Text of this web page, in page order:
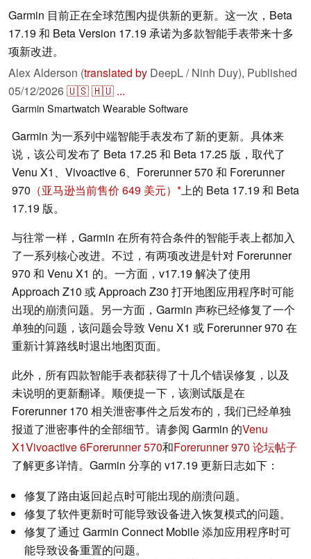
Garmin 目前正在全球范围内提供新的更新。这一次，Beta
17.19 和 Beta Version 17.19 承诺为多款智能手表带来十多
项新改进。
Alex Alderson (translated by DeepL / Ninh Duy), Published
05/12/2026🇺🇸🇭🇺 ...
Garmin Smartwatch WearableSoftware
Garmin 为一系列中端智能手表发布了新的更新。具体来
说，该公司发布了 Beta 17.25 和 Beta 17.25 版，取代了
Venu X1、Vivoactive 6、Forerunner 570 和 Forerunner
970 （亚马逊当前售价 649 美元）
上的 Beta 17.19 和 Beta
17.19 版。
与往常一样，Garmin 在所有符合条件的智能手表上都加入
了一系列核心改进。不过，有两项改进是针对 Forerunner
970 和 Venu X1 的。一方面，v17.19 解决了使用
Approach Z10 或 Approach Z30 打开地图应用程序时可能
出现的崩溃问题。另一方面，Garmin 声称已经修复了一个
单独的问题，该问题会导致 Venu X1 或 Forerunner 970 在
重新计算路线时退出地图页面。
此外，所有四款智能手表都获得了十几个错误修复，以及
未说明的更新翻译。顺便提一下，该测试版是在
Forerunner 170 相关泄密事件之后发布的，我们已经单独
报道了泄密事件的全部细节。请参阅 Garmin 的Venu
X1Vivoactive 6Forerunner 570和Forerunner 970 论坛帖子
了解更多详情。Garmin 分享的 v17.19 更新日志如下：
修复了路由返回起点时可能出现的崩溃问题。
修复了软件更新时可能导致设备进入恢复模式的问题。
修复了通过 Garmin Connect Mobile 添加应用程序时可
能导致设备重置的问题。